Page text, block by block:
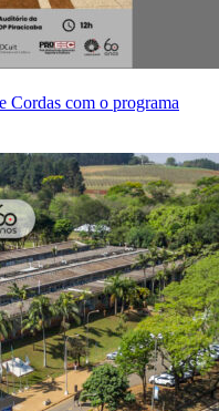
Cordas com o programa